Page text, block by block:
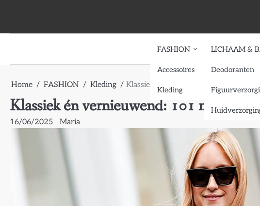
FASHION
Accessoires
Kleding
LICHAAM &
Deodoranten
Home FASHION Kleding Klassiek én vernieuwend: 101
Klassiek én vernieuwend: 101 manieren
16/06/2025 Maria